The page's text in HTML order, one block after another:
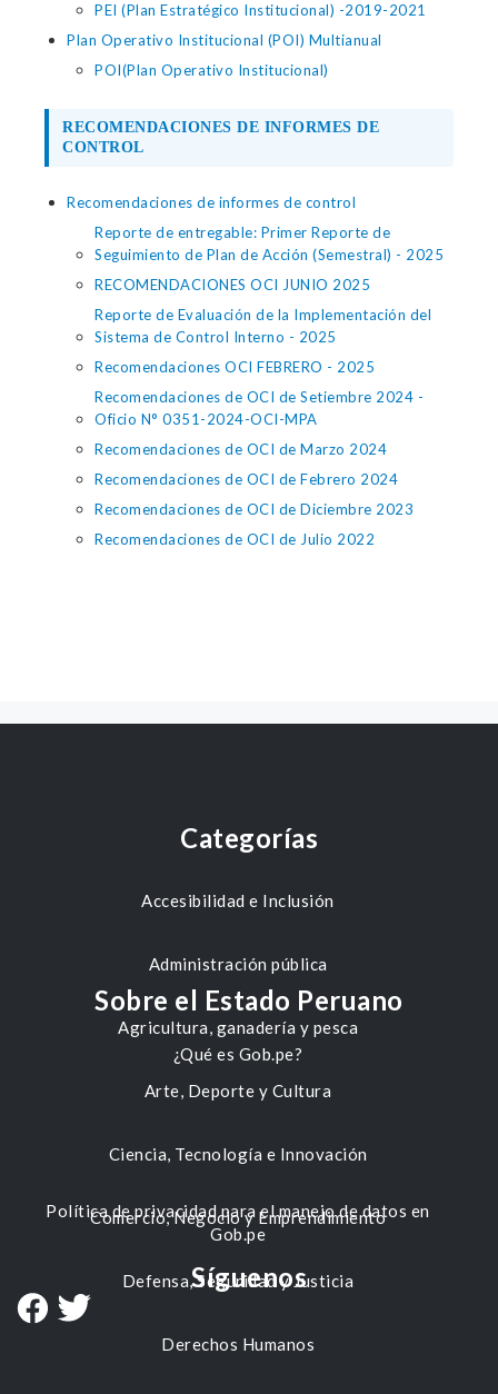
PEI (Plan Estratégico Institucional) -2019-2021
Plan Operativo Institucional (POI) Multianual
POI(Plan Operativo Institucional)
RECOMENDACIONES DE INFORMES DE
CONTROL
Recomendaciones de informes de control
Reporte de entregable: Primer Reporte de
Seguimiento de Plan de Acción (Semestral) - 2025
RECOMENDACIONES OCI JUNIO 2025
Reporte de Evaluación de la Implementación del
Sistema de Control Interno - 2025
Recomendaciones OCI FEBRERO - 2025
Recomendaciones de OCI de Setiembre 2024 -
Oficio N° 0351-2024-OCI-MPA
Recomendaciones de OCI de Marzo 2024
Recomendaciones de OCI de Febrero 2024
Recomendaciones de OCI de Diciembre 2023
Recomendaciones de OCI de Julio 2022
Categorías
Accesibilidad e Inclusión
Administración pública
Agricultura, ganadería y pesca
Arte, Deporte y Cultura
Ciencia, Tecnología e Innovación
Comercio, Negocio y Emprendimiento
Defensa, Seguridad y Justicia
Derechos Humanos
Sobre el Estado Peruano
¿Qué es Gob.pe?
Política de privacidad para el manejo de datos en
Gob.pe
Síguenos